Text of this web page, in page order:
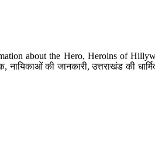
about the Hero, Heroins of
की जानकारी, उत्तराखंड की